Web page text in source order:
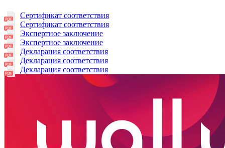
Сертификат соответствия
Сертификат соответствия
Экспертное заключение
Экспертное заключение
Декларация соответствия
Декларация соответствия
Декларация соответствия